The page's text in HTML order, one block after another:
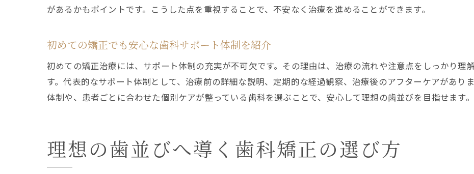
歯科で不安を解消する相談時のポイント紹介
歯科で時短できる矯正治療プランの特徴
予約やアクセス良好な歯科クリニックの利点
通勤帰りにも便利な歯科矯正の通院方法
歯科で効率よく治療を進めるスケジュール例
信頼できる歯科で矯正治療を受けるコツ
があるかもポイントです。こうした点を重視することで、不安なく治療を進めることができます。
初めての矯正でも安心な歯科サポート体制を紹介
初めての矯正治療には、サポート体制の充実が不可欠です。その理由は、治療の流れや注意点をしっかり理
す。代表的なサポート体制として、治療前の詳細な説明、定期的な経過観察、治療後のアフターケアがあり
体制や、患者ごとに合わせた個別ケアが整っている歯科を選ぶことで、安心して理想の歯並びを目指せます。
理想の歯並びへ導く歯科矯正の選び方